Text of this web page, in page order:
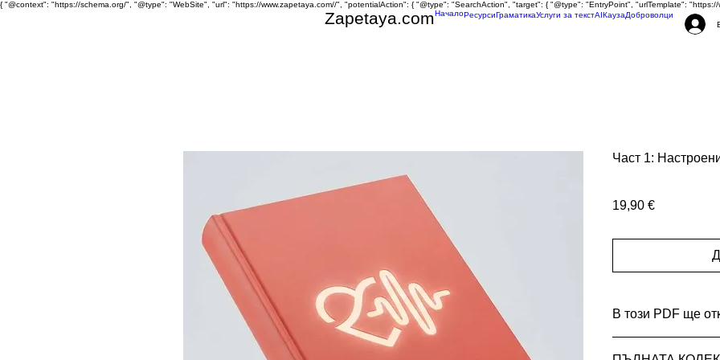
{ "@context": "https://schema.org/", "@type": "WebSite", "url": "https://www.zapetaya.com//", "potentialAction": { "@type": "SearchAction", "target": { "@type": "EntryPoint", "urlTemplate":
Zapetaya.comНачалоРесурсиГраматикаУслуги за текстAIКаузаДоброволци
Част 1:
19,90 €Цена
В този PDF ще